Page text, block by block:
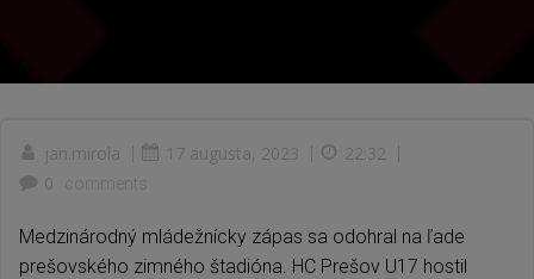
jan.mirola | 17 augusta, 2023 | 22:32 |
0
comments
Medzinárodný mládežnícky zápas sa odohral na ľade
prešovského zimného štadióna. HC Prešov U17 hostil